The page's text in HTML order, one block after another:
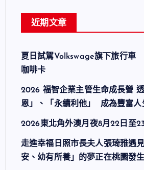
近期文章
夏日試駕Volkswage旗下旅行車
咖啡卡
2026 福智企業主管生命成長營
恩」、「永續利他」 成為豐富人
2026東北角外澳月夜8月22日至
走進幸福日照市長夫人張琦雅遇
安、幼有所養」的夢正在桃園發生